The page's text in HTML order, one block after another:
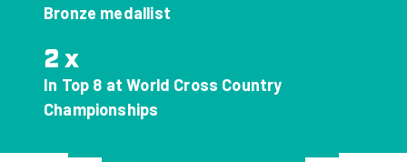
Bronze medallist
2 x
In Top 8 at World Cross Country
Championships